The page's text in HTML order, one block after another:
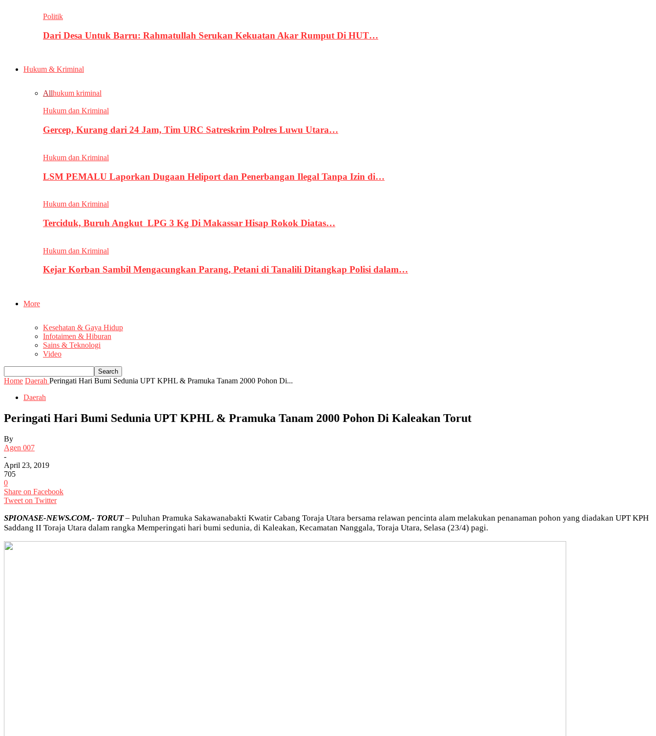
Politik
Dari Desa Untuk Barru: Rahmatullah Serukan Kekuatan Akar Rumput Di HUT…
Hukum & Kriminal
Allhukum kriminal
Hukum dan Kriminal
Gercep, Kurang dari 24 Jam, Tim URC Satreskrim Polres Luwu Utara…
Hukum dan Kriminal
LSM PEMALU Laporkan Dugaan Heliport dan Penerbangan Ilegal Tanpa Izin di…
Hukum dan Kriminal
Terciduk, Buruh Angkut LPG 3 Kg Di Makassar Hisap Rokok Diatas…
Hukum dan Kriminal
Kejar Korban Sambil Mengacungkan Parang, Petani di Tanalili Ditangkap Polisi dalam…
More
Kesehatan & Gaya Hidup
Infotaimen & Hiburan
Sains & Teknologi
Video
Home Daerah Peringati Hari Bumi Sedunia UPT KPHL & Pramuka Tanam 2000 Pohon Di...
Daerah
Peringati Hari Bumi Sedunia UPT KPHL & Pramuka Tanam 2000 Pohon Di Kaleakan Torut
By
Agen 007
-
April 23, 2019
705
0
Share on Facebook
Tweet on Twitter
SPIONASE-NEWS.COM,- TORUT– Puluhan Pramuka Sakawanabakti Kwatir Cabang Toraja Utara bersama relawan pencinta alam melakukan penanaman pohon yang diadakan UPT KPH
Saddang II Toraja Utara dalam rangka Memperingati hari bumi sedunia, di Kaleakan, Kecamatan Nanggala, Toraja Utara, Selasa (23/4) pagi.